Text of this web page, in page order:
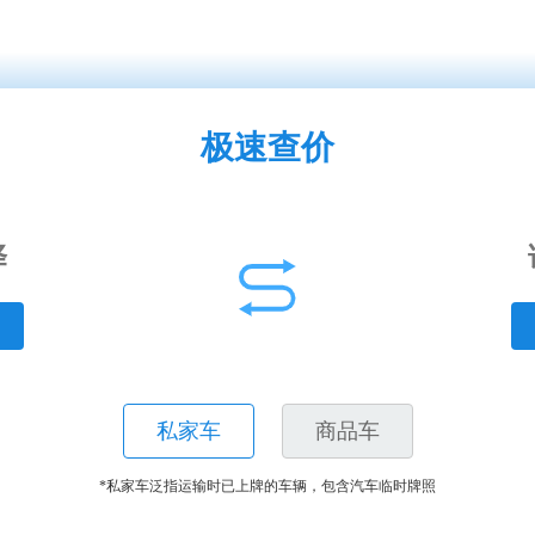
极速查价
私家车 商品车
*私家车泛指运输时已上牌的车辆，包含汽车临时牌照